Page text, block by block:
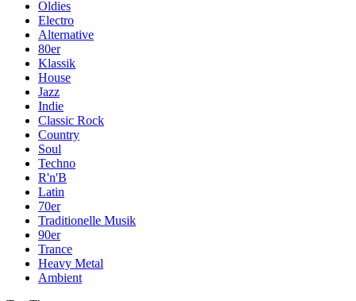
Oldies
Electro
Alternative
80er
Klassik
House
Jazz
Indie
Classic Rock
Country
Soul
Techno
R'n'B
Latin
70er
Traditionelle Musik
90er
Trance
Heavy Metal
Ambient